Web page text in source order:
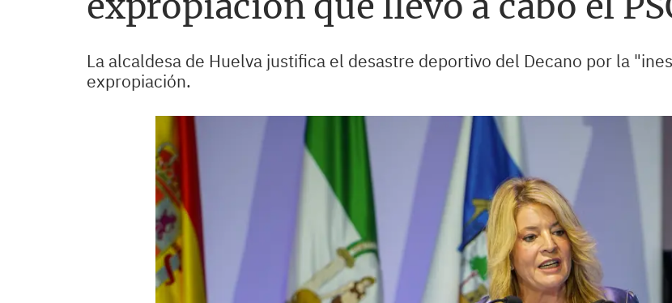
La alcaldesa de Huelva justifica el desastre deportivo del Decano por la
expropiación.